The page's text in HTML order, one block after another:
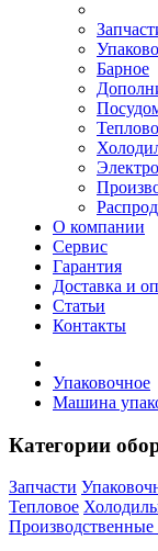
Барное
О компании
Сервис
Гарантия
Доставка и
Статьи
Контакты
Упаковочное
Машина
Категории
Запчасти
Тепловое